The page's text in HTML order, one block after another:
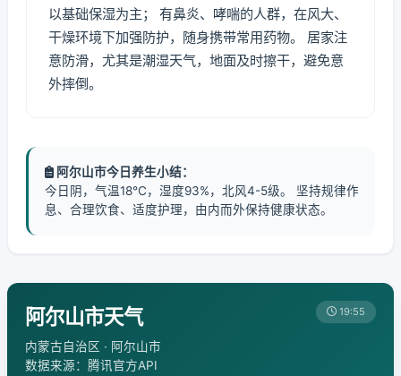
以基础保湿为主； 有鼻炎、哮喘的人群，在风大、
干燥环境下加强防护，随身携带常用药物。 居家注
意防滑，尤其是潮湿天气，地面及时擦干，避免意
外摔倒。
阿尔山市今日养生小结：
今日阴，气温18℃，湿度93%，北风4-5级。 坚持规律作
息、合理饮食、适度护理，由内而外保持健康状态。
阿尔山市天气
内蒙古自治区 · 阿尔山市
数据来源：腾讯官方API
19:55